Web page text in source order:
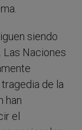
siendo
Las Naciones
de la
han
el